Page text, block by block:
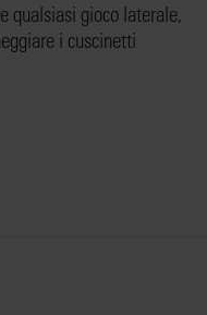
qualsiasi gioco laterale,
i cuscinetti